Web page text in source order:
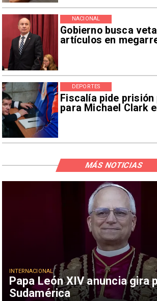
Gobierno busca
artículos en
NACIONAL
Fiscalía pide
para Michael Clark
DEPORTES
Papa León XIV anuncia gira
Sudamérica
INTERNACIONAL
MÁS NOTICIAS